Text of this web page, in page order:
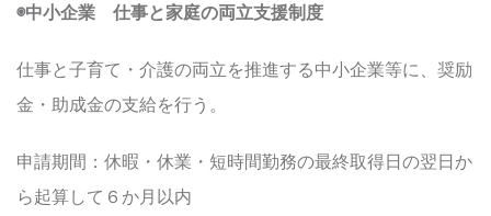
◉中小企業 仕事と家庭の両立支援制度
仕事と子育て・介護の両立を推進する中小企業等に、奨励
金・助成金の支給を行う。
申請期間：休暇・休業・短時間勤務の最終取得日の翌日か
ら起算して６か月以内